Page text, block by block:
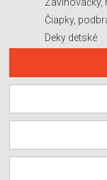
Čiapky,
Deky detské